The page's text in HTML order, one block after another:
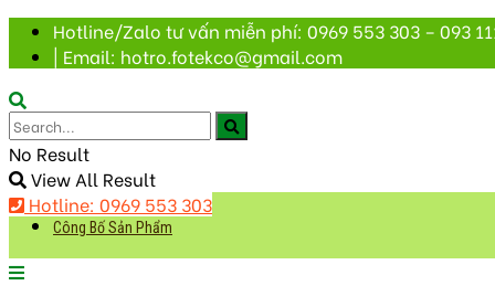
Hotline/Zalo tư vấn miễn phí: 0969 553 303 – 093
| Email: hotro.fotekco@gmail.com
No Result
View All Result
Hotline: 0969 553 303
Công Bố Sản Phẩm